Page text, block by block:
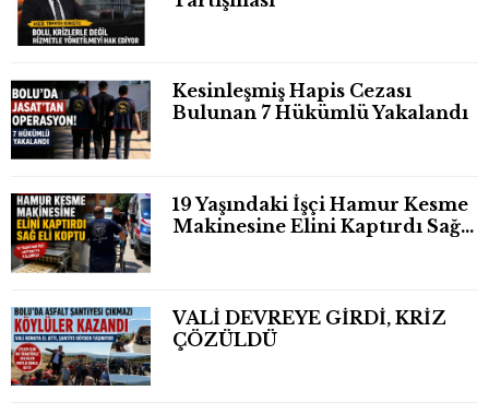
Kesinleşmiş Hapis Cezası
Bulunan 7 Hükümlü Yakalandı
19 Yaşındaki İşçi Hamur Kesme
Makinesine Elini Kaptırdı Sağ
VALİ DEVREYE GİRDİ, KRİZ
ÇÖZÜLDÜ